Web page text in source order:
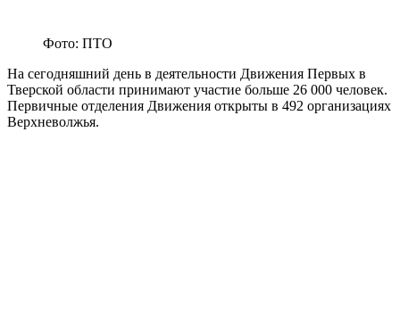
Фото: ПТО
На сегодняшний день в деятельности Движения Первых в
Тверской области принимают участие больше 26 000 человек.
Первичные отделения Движения открыты в 492 организациях
Верхневолжья.